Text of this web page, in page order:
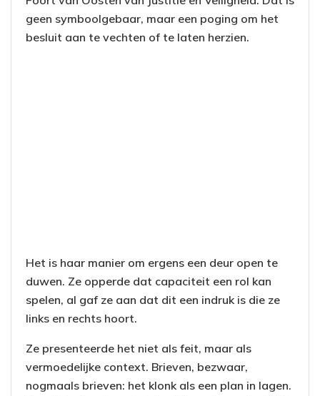
geen symboolgebaar, maar een poging om het
besluit aan te vechten of te laten herzien.
Het is haar manier om ergens een deur open te
duwen. Ze opperde dat capaciteit een rol kan
spelen, al gaf ze aan dat dit een indruk is die ze
links en rechts hoort.
Ze presenteerde het niet als feit, maar als
vermoedelijke context. Brieven, bezwaar,
nogmaals brieven: het klonk als een plan in lagen.